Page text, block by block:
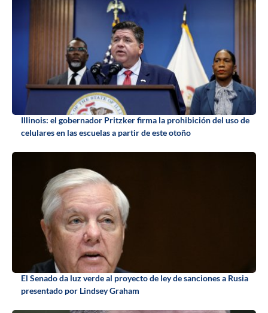
Illinois: el gobernador Pritzker firma la prohibición del uso de
celulares en las escuelas a partir de este otoño
El Senado da luz verde al proyecto de ley de sanciones a Rusia
presentado por Lindsey Graham